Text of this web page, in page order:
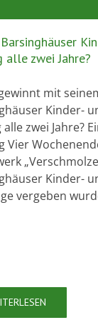
wir stolz
Barsinghäuser
einzigen Ziel,
wir jeden
erkennen
zu finden.
politisch
Stiftung zu
gestalten!
alle zwei Jahre?
mit
Kinder-
zwei Jahre?
Vier
Kinder-
vergeben